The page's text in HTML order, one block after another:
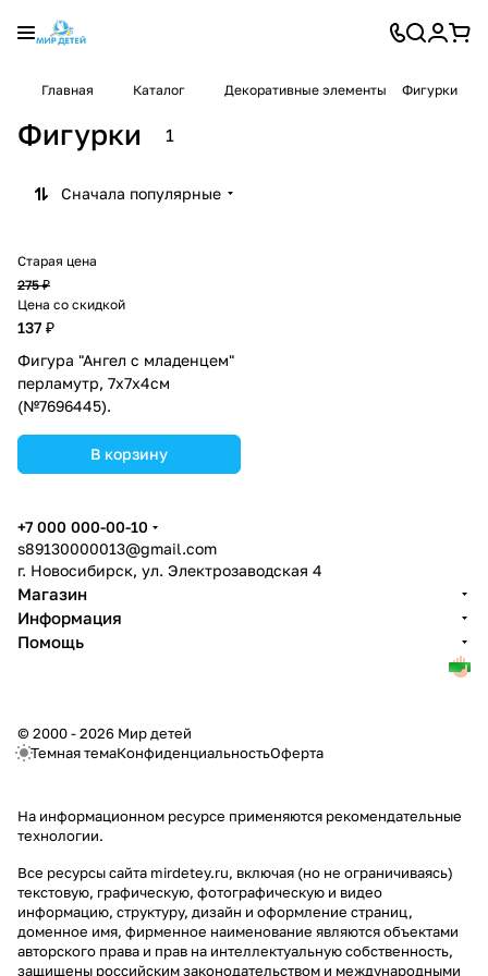
Главная Каталог Декоративные элементы Фигурки
Фигурки 1
Сначала популярные
Старая цена
275 ₽
Цена со скидкой
137 ₽
Фигура "Ангел с младенцем"
перламутр, 7х7х4см
(№7696445).
В корзину
+7 000 000-00-10
s89130000013@gmail.com
г. Новосибирск, ул. Электрозаводская 4
Магазин
Информация
Помощь
© 2000 - 2026 Мир детей
Темная темаКонфиденциальностьОферта
На информационном ресурсе применяются рекомендательные
технологии.
Все ресурсы сайта mirdetey.ru, включая (но не ограничиваясь)
текстовую, графическую, фотографическую и видео
информацию, структуру, дизайн и оформление страниц,
доменное имя, фирменное наименование являются объектами
авторского права и прав на интеллектуальную собственность,
защищены российским законодательством и международными